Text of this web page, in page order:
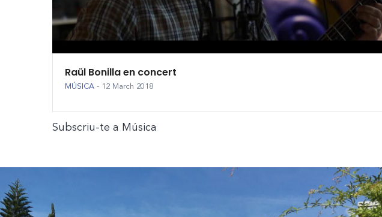
Raül Bonilla en concert
MÚSICA - 12 March 2018
Subscriu-te a Música